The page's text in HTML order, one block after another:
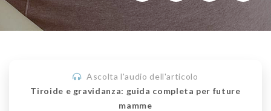
Ascolta l'audio dell'articolo
Tiroide e gravidanza: guida completa per future
mamme